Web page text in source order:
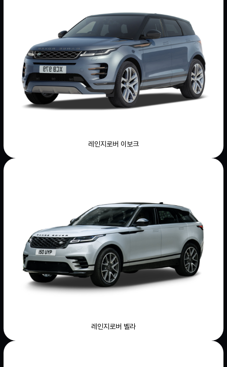
레인지로버 이보크
레인지로버 벨라